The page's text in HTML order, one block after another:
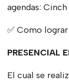
agendas:
✅ Como
PRESENCIAL
El cual se